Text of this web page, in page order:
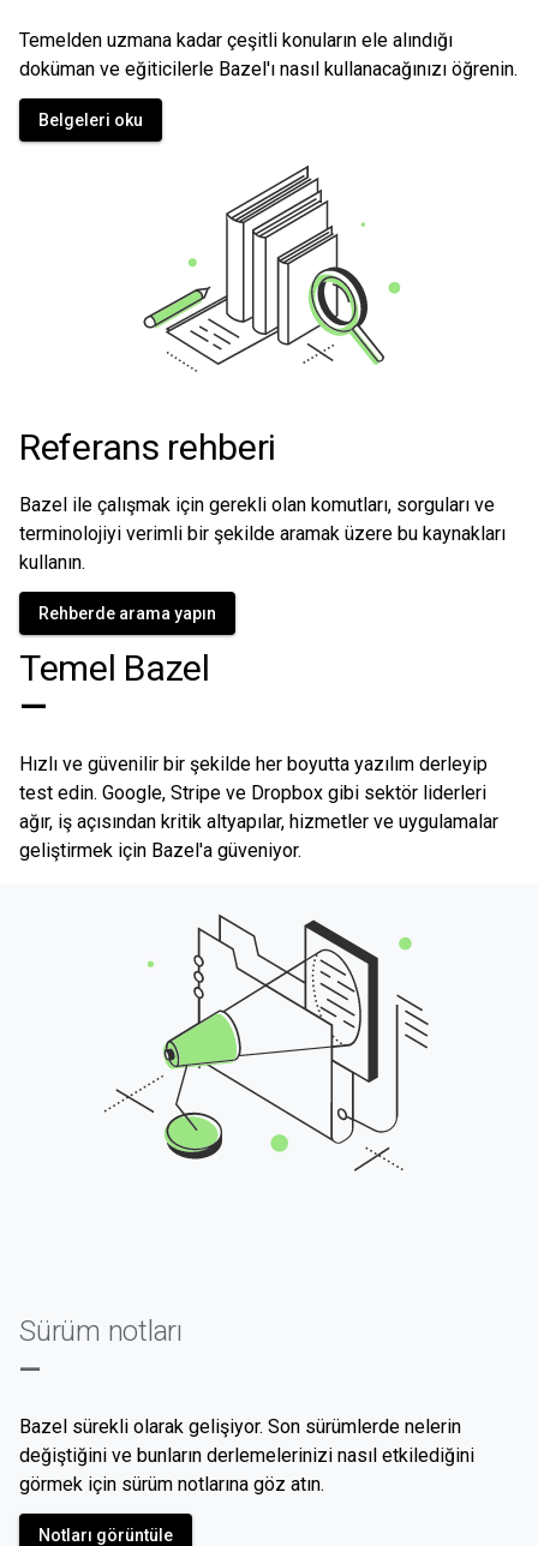
Temelden uzmana kadar çeşitli konuların ele alındığı
doküman ve eğiticilerle Bazel'ı nasıl kullanacağınızı öğrenin.
Belgeleri oku
Referans rehberi
Bazel ile çalışmak için gerekli olan komutları, sorguları ve
terminolojiyi verimli bir şekilde aramak üzere bu kaynakları
kullanın.
Rehberde arama yapın
Temel Bazel
—
Hızlı ve güvenilir bir şekilde her boyutta yazılım derleyip
test edin. Google, Stripe ve Dropbox gibi sektör liderleri
ağır, iş açısından kritik altyapılar, hizmetler ve uygulamalar
geliştirmek için Bazel'a güveniyor.
Sürüm notları
—
Bazel sürekli olarak gelişiyor. Son sürümlerde nelerin
değiştiğini ve bunların derlemelerinizi nasıl etkilediğini
görmek için sürüm notlarına göz atın.
Notları görüntüle